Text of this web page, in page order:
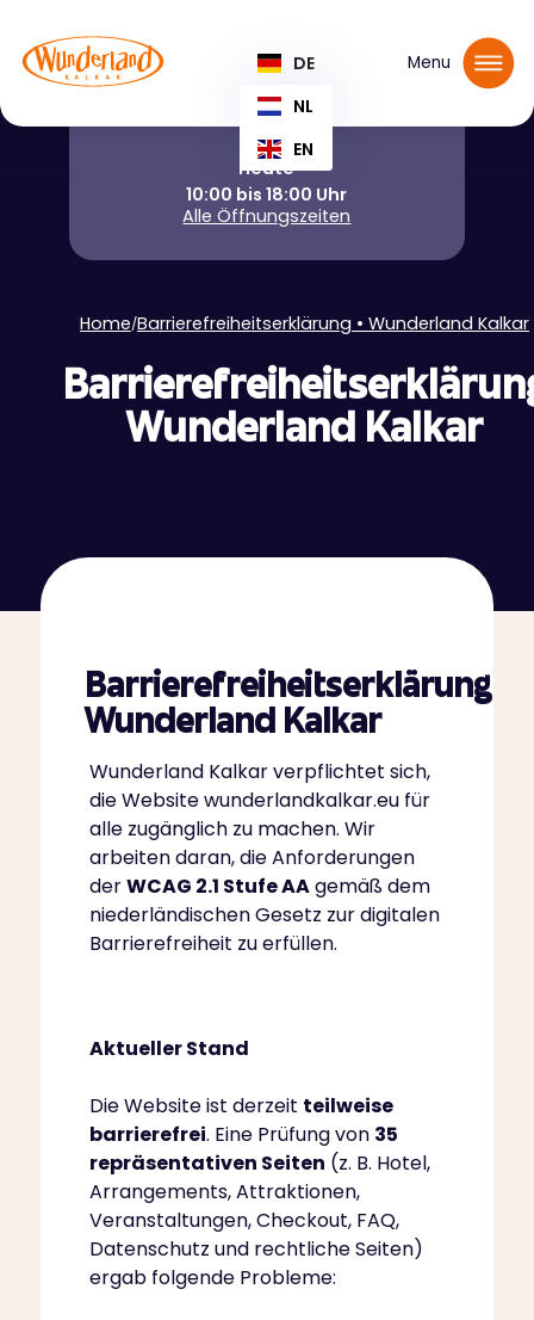
DE
NL
EN
Menu
Heute
10:00 bis 18:00 Uhr
Alle Öffnungszeiten
Tickets reservieren
Home/Barrierefreiheitserklärung • Wunderland Kalkar
Wunderland Kalkar
Barrierefreiheitserklärung
Wunderland Kalkar
Wunderland Kalkar verpflichtet sich,
die Website wunderlandkalkar.eu für
alle zugänglich zu machen. Wir
arbeiten daran, die Anforderungen
derWCAG 2.1 Stufe AAgemäß dem
niederländischen Gesetz zur digitalen
Barrierefreiheit zu erfüllen.
Aktueller Stand
Die Website ist derzeit teilweise
barrierefrei. Eine Prüfung von 35
repräsentativen Seiten (z. B. Hotel,
Arrangements, Attraktionen,
Veranstaltungen, Checkout, FAQ,
Datenschutz und rechtliche Seiten)
ergab folgende Probleme: